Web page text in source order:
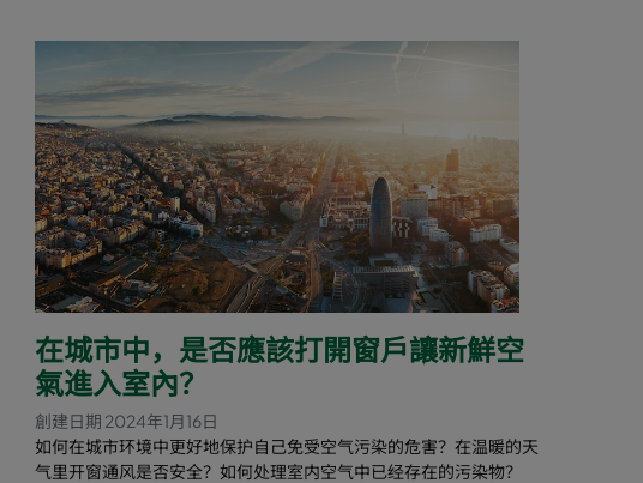
在城市中，是否應該打開窗戶讓新鮮空
氣進入室內？
創建日期 2024年1月16日
如何在城市环境中更好地保护自己免受空气污染的危害？在温暖的天
气里开窗通风是否安全？如何处理室内空气中已经存在的污染物？